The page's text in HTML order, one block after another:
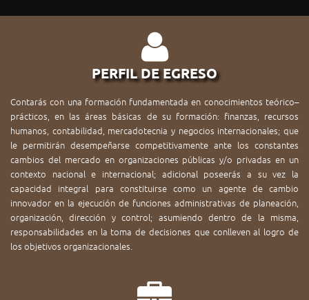
PERFIL DE EGRESO
Contarás con una formación fundamentada en conocimientos teórico–
prácticos, en las áreas básicas de su formación: finanzas, recursos
humanos, contabilidad, mercadotecnia y negocios internacionales; que
le permitirán desempeñarse competitivamente ante los constantes
cambios del mercado en organizaciones públicas y/o privadas en un
contexto nacional e internacional; adicional poseerás a su vez la
capacidad integral para constituirse como un agente de cambio
innovador en la ejecución de funciones administrativas de planeación,
organización, dirección y control; asumiendo dentro de la misma,
responsabilidades en la toma de decisiones que conlleven al logro de
los objetivos organizacionales.